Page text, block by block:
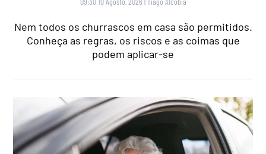
Nem todos os churrascos em casa são permitidos.
Conheça as regras, os riscos e as coimas que
podem aplicar-se